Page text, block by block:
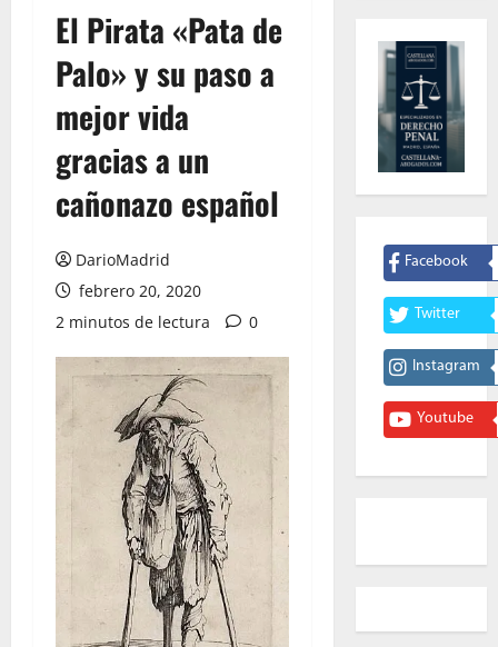
El Pirata «Pata de
Palo» y su paso a
mejor vida
gracias a un
cañonazo español
DarioMadrid
febrero 20, 2020
2 minutos de lectura
0
Facebook
Twitter
Instagram
Youtube